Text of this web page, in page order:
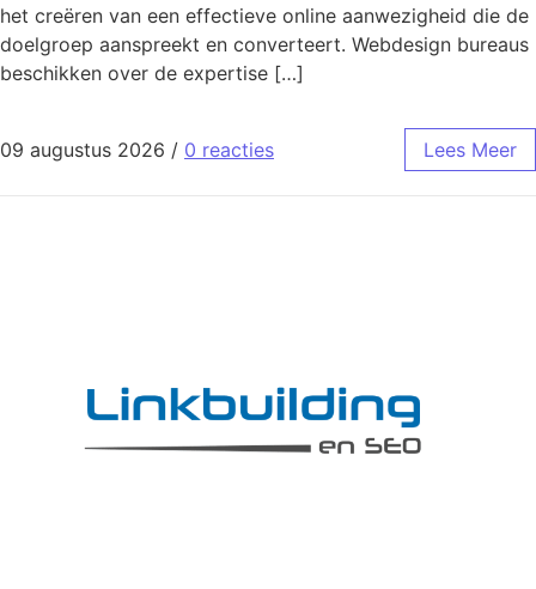
het creëren van een effectieve online aanwezigheid die de
doelgroep aanspreekt en converteert. Webdesign bureaus
beschikken over de expertise […]
09 augustus 2026 / 0 reacties Lees Meer